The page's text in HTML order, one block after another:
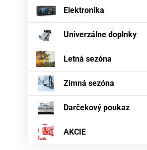
Elektronika
Univerzálne doplnky
Letná sezóna
Zimná sezóna
Darčekový poukaz
AKCIE